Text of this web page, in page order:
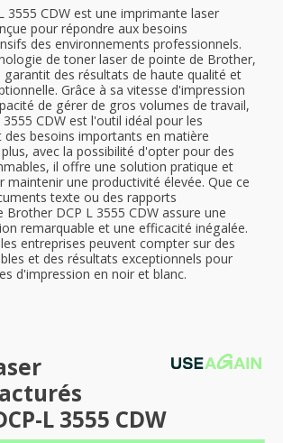
3555 CDW est une imprimante laser
pour répondre aux besoins
des environnements professionnels.
de toner laser de pointe de Brother,
des résultats de haute qualité et
Grâce à sa vitesse d'impression
de gérer de gros volumes de travail,
CDW est l'outil idéal pour les
des besoins importants en matière
avec la possibilité d'opter pour des
il offre une solution pratique et
maintenir une productivité élevée. Que ce
texte ou des rapports
Brother DCP L 3555 CDW assure une
remarquable et une efficacité inégalée.
entreprises peuvent compter sur des
et des résultats exceptionnels pour
d'impression en noir et blanc.
L 3555 CDW